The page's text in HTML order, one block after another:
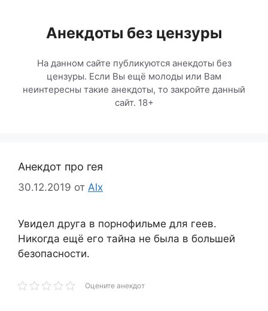
содержимомуАнекдоты без цензуры
На данном сайте публикуются анекдоты без
цензуры. Если Вы ещё молоды или Вам
неинтересны такие анекдоты, то закройте данный
сайт. 18+
Анекдот про гея
30.12.2019 от Alx
Увидел друга в порнофильме для геев.
Никогда ещё его тайна не была в большей
безопасности.
Оцените анекдот